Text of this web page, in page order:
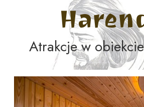
Atrakcje w